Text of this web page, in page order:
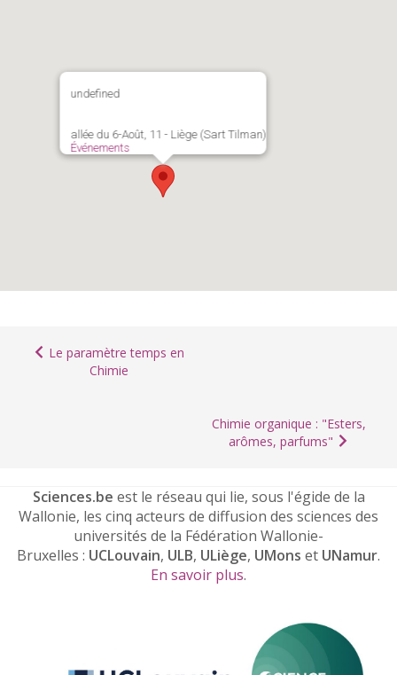
undefined
allée du 6-Août, 11 - Liège (Sart Tilman)
Événements
Le paramètre temps en
Chimie
Chimie organique : "Esters,
arômes, parfums"
Sciences.be est le réseau qui lie, sous l'égide de la
Wallonie, les cinq acteurs de diffusion des sciences des
universités de la Fédération Wallonie-
Bruxelles : UCLouvain, ULB, ULiège, UMons et UNamur.
En savoir plus.